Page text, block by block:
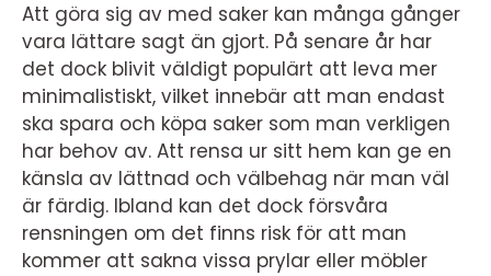
Att göra sig av med saker kan många gånger
vara lättare sagt än gjort. På senare år har
det dock blivit väldigt populärt att leva mer
minimalistiskt, vilket innebär att man endast
ska spara och köpa saker som man verkligen
har behov av. Att rensa ur sitt hem kan ge en
känsla av lättnad och välbehag när man väl
är färdig. Ibland kan det dock försvåra
rensningen om det finns risk för att man
kommer att sakna vissa prylar eller möbler